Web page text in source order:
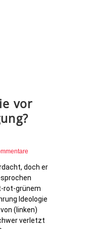
vor
doch er
rot-grünem
Ideologie
(linken)
verletzt